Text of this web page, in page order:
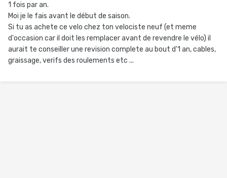
1 fois par an.
Moi je le fais avant le début de saison.
Si tu as achete ce velo chez ton velociste neuf (et meme
d'occasion car il doit les remplacer avant de revendre le vélo) il
aurait te conseiller une revision complete au bout d'1 an, cables,
graissage, verifs des roulements etc ...